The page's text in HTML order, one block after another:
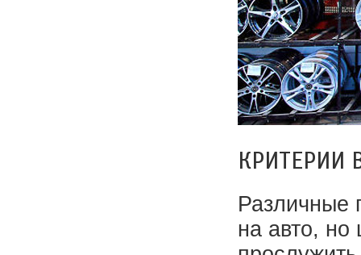
КРИТЕРИИ
Различные
на авто,